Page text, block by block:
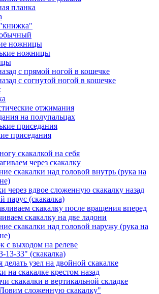
планка
ножницы
ножницы
с прямой ногой в кошечке
с согнутой ногой в кошечке
отжимания
на полупальцах
приседания
приседания
скакалкой на себя
через скакалку
скакалки над головой внутрь (рука на
через вдвое сложенную скакалку назад
парус (скакалка)
скакалку после вращения вперед
скакалку на две ладони
скакалки над головой наружу (рука на
с выходом на релеве
13-33" (скакалка)
делать узел на двойной скакалке
на скакалке крестом назад
скакалки в вертикальной складке
сложенную скакалку"